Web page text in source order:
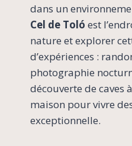
dans un
Cel de Toló est
nature et explorer
d’expériences :
photographie
découverte de caves
maison pour vivre
exceptionnelle.